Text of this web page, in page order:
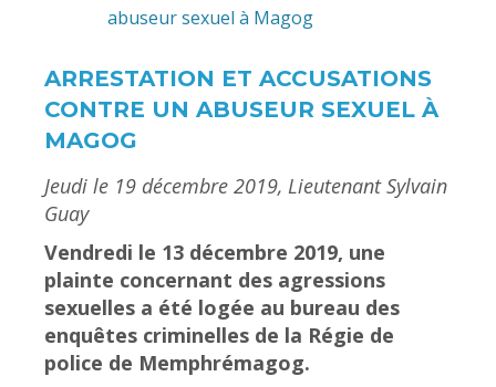
ARRESTATION ET ACCUSATIONS
CONTRE UN ABUSEUR SEXUEL À
MAGOG
Jeudi le 19 décembre 2019, Lieutenant Sylvain
Guay
Vendredi le 13 décembre 2019, une
plainte concernant des agressions
sexuelles a été logée au bureau des
enquêtes criminelles de la Régie de
police de Memphrémagog.